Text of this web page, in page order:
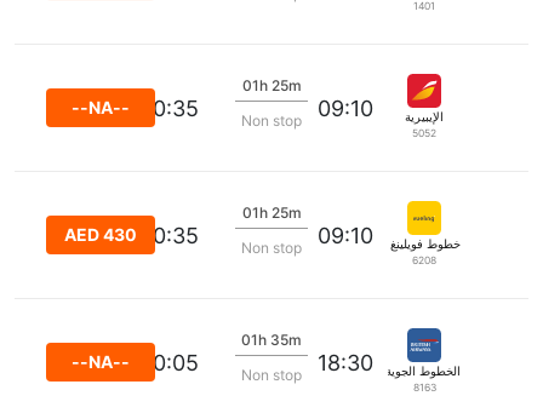
1401
الإيبيرية
5052
09:10
01h 25m
Non stop
10:35
--NA--
خطوط فويلينغ الجوية
6208
09:10
01h 25m
Non stop
10:35
AED 430
الخطوط الجوية البريطانية
8163
18:30
01h 35m
Non stop
20:05
--NA--